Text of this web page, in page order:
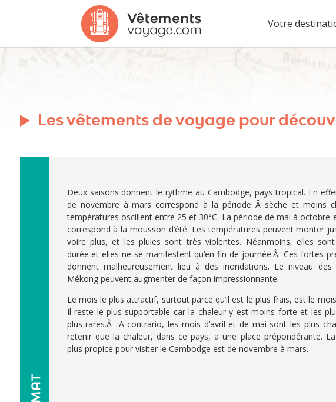
Votre
Les vêtements de voyage pour
Deux saisons donnent le rythme au Cambodge, pays tropical. En
de novembre à mars correspond à la période Â sèche et moins
températures oscillent entre 25 et 30°C. La période de mai à octobre
correspond à la mousson d’été. Les températures peuvent monter
voire plus, et les pluies sont très violentes. Néanmoins, elles
durée et elles ne se manifestent qu’en fin de journée.Â Ces fortes
donnent malheureusement lieu à des inondations. Le niveau
Mékong peuvent augmenter de façon impressionnante.
Le mois le plus attractif, surtout parce qu’il est le plus frais, est le
Il reste le plus supportable car la chaleur y est moins forte et les
plus rares.Â A contrario, les mois d’avril et de mai sont les plus
retenir que la chaleur, dans ce pays, a une place prépondérante.
plus propice pour visiter le Cambodge est de novembre à mars.